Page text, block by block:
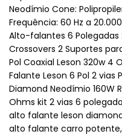
Neodímio Cone:
Frequência: 60 Hz a
Alto-falantes 6
Crossovers 2 Suportes
Pol Coaxial Leson 320w 4
Falante Leson 6 Pol 2 vias
Diamond Neodímio 160W
Ohms kit 2 vias 6
alto falante leson
alto falante carro